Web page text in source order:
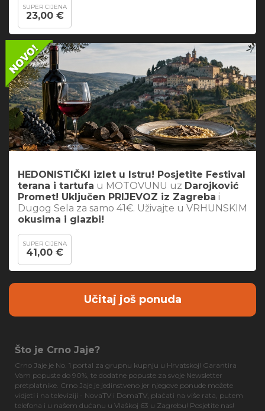
SUPER CIJENA
23,00 €
HEDONISTIČKI izlet u Istru! Posjetite Festival
terana i tartufa u MOTOVUNU uz Darojković
Promet! Uključen PRIJEVOZ iz Zagreba i
Dugog Sela za samo 41€. Uživajte u VRHUNSKIM
okusima i glazbi!
SUPER CIJENA
41,00 €
Učitaj još ponuda
Što je Crno Jaje?
Crno Jaje je No. 1 portal za grupnu kupnju u Hrvatskoj! Garantira
Vam popuste do 90%, te dodatne popuste za svoje Newsletter
pretplatnike. Crno Jaje je jedinstveno jer njegove ponude možete
vidjeti i na televiziji - NovaTV i DomaTV, plaćati na više rata, putem
telefona i u našem dućanu u Vlaškoj 63 u Zagrebu! Posjetite nas!